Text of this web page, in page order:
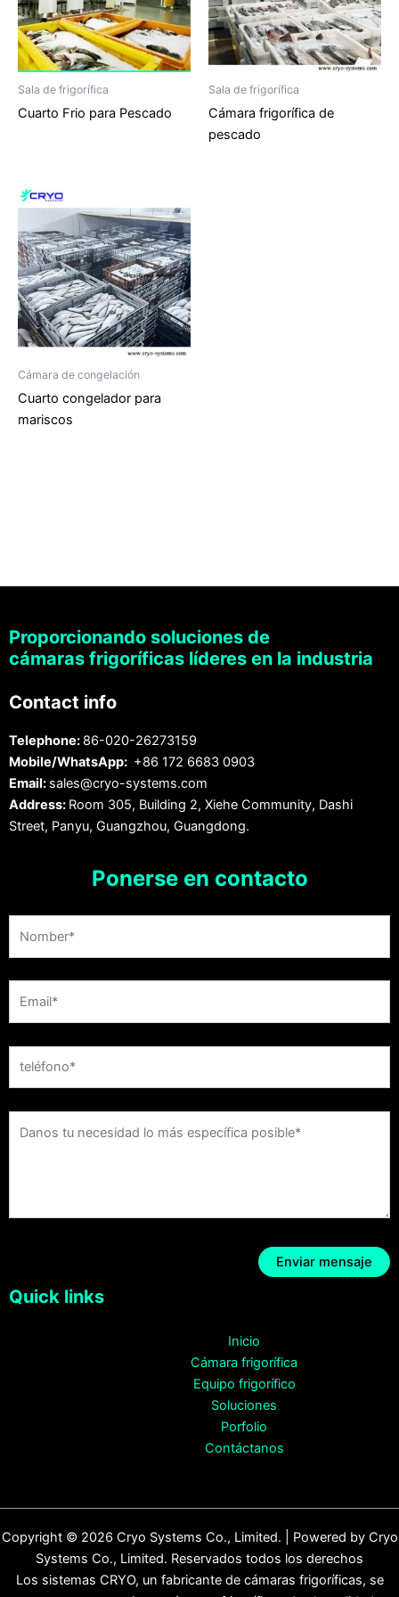
Sala de frigorífica
Cuarto Frio para Pescado
Sala de frigorífica
Cámara frigorífica de
pescado
Cámara de congelación
Cuarto congelador para
mariscos
Proporcionando soluciones de
cámaras frigoríficas líderes en la industria
Contact info
Telephone: 86-020-26273159
Mobile/WhatsApp: +86 172 6683 0903
Email: sales@cryo-systems.com
Address: Room 305, Building 2, Xiehe Community, Dashi
Street, Panyu, Guangzhou, Guangdong.
Ponerse en contacto
Quick links
Inicio
Cámara frigorífica
Equipo frigorífico
Soluciones
Porfolio
Contáctanos
Copyright © 2026 Cryo Systems Co., Limited. | Powered by Cryo
Systems Co., Limited. Reservados todos los derechos
Los sistemas CRYO, un fabricante de cámaras frigoríficas, se